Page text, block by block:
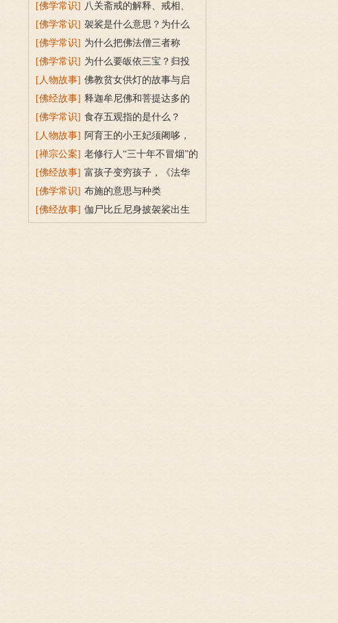
么做？
[佛学常识] 八关斋戒的解释、戒相、
功德利益
[佛学常识] 袈裟是什么意思？为什么
叫福田衣？
[佛学常识] 为什么把佛法僧三者称
为“宝”？
[佛学常识] 为什么要皈依三宝？归投
三宝令身心安稳
[人物故事] 佛教贫女供灯的故事与启
示
[佛经故事] 释迦牟尼佛和菩提达多的
双头鸟故事
[佛学常识] 食存五观指的是什么？
[人物故事] 阿育王的小王妃须阇哆，
持戒穿素服得宝珠
[禅宗公案] 老修行人“三十年不冒烟”的
故事
[佛经故事] 富孩子变穷孩子，《法华
经》穷子喻的故事
[佛学常识] 布施的意思与种类
[佛经故事] 伽尸比丘尼身披袈裟出生